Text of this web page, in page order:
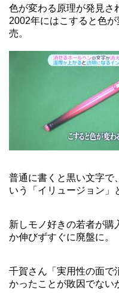
色が変わる原理が発見さ
2002年にはこすると色
売。
普通に書くと黒い文字で
いう「イリュージョン」
新しモノ好きの若者が購
か伸びずすぐに廃盤に。
千賀さん「実用性の面で
かったことが敗因でない